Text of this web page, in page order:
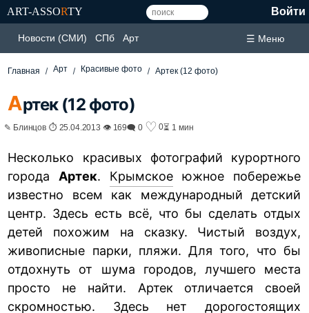
ART-ASSORTY Войти
Новости (СМИ) СПб Арт ☰ Меню
Главная Арт Красивые фото Артек (12 фото)
Артек (12 фото)
✎ Блинцов ⏱ 25.04.2013 👁 169🗨 0 ♡ 0⏳ 1 мин
Несколько красивых фотографий курортного
города Артек. Крымское южное побережье
известно всем как международный детский
центр. Здесь есть всё, что бы сделать отдых
детей похожим на сказку. Чистый воздух,
живописные парки, пляжи. Для того, что бы
отдохнуть от шума городов, лучшего места
просто не найти. Артек отличается своей
скромностью. Здесь нет дорогостоящих